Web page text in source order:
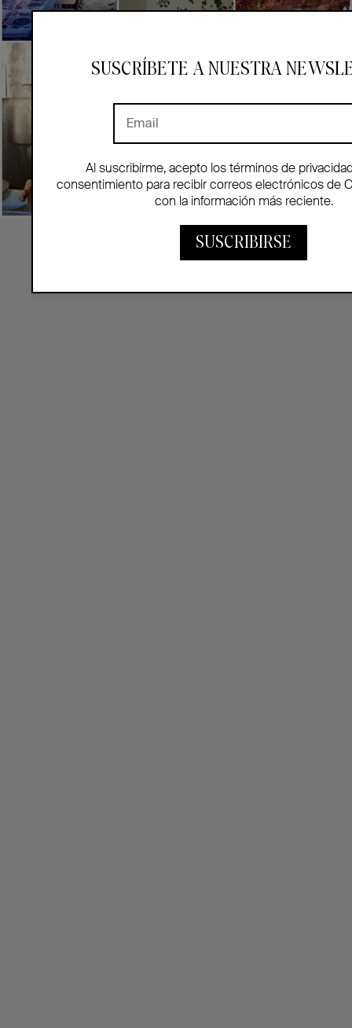
SUSCRÍBETE A NUESTRA
Al suscribirme, acepto los términos de
consentimiento para recibir correos electrónicos de
con la información más reciente.
SUSCRIBIRSE